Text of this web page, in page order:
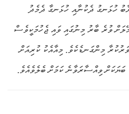
ހުޅަނގު ދެކުނާއި ހުޅަނގާ ދެމެދު
10 ނޯޓިކަލް މޭލަށް ވުރެ ބާރު މިނުގައި ވައި ޖެހުމަކީވެސް
މިންގަނޑެކެވެ. މިއާއެކު ކުރިއަށް
ވިއްސާރަވާނެ ކަމަށް ބެލެވެއެވެ.